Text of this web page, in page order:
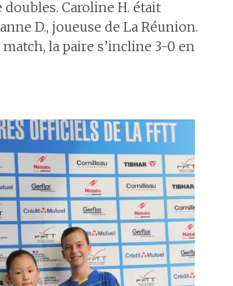
doubles. Caroline H. était
D., joueuse de La Réunion.
la paire s’incline 3-0 en